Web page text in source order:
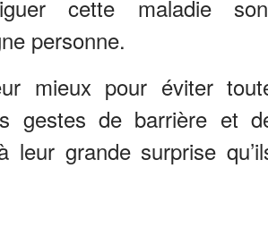
cette maladie
personne.
mieux pour éviter
gestes de barrière et
grande surprise